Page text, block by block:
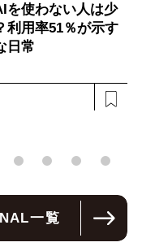
を使わない人は少
利用率51％が示す
日常
一覧